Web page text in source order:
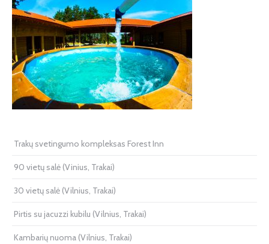
Trakų svetingumo kompleksas Forest Inn
90 vietų salė (Vinius, Trakai)
30 vietų salė (Vilnius, Trakai)
Pirtis su jacuzzi kubilu (Vilnius, Trakai)
Kambarių nuoma (Vilnius, Trakai)